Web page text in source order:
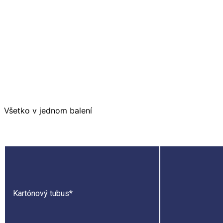
Všetko v jednom balení
Kartónový tubus*